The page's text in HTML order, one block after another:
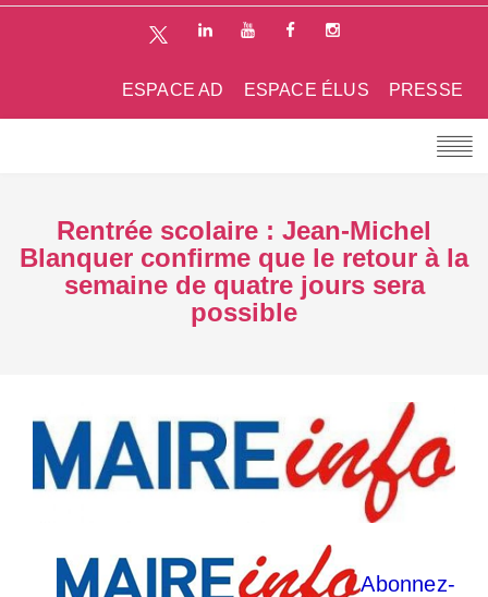
PRESSE
ESPACE ÉLUS
ESPACE AD
Rentrée scolaire : Jean-Michel
Blanquer confirme que le retour à la
semaine de quatre jours sera
possible
Abonnez-